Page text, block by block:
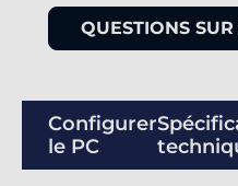
QUESTIONS SUR
Configurer
le PC